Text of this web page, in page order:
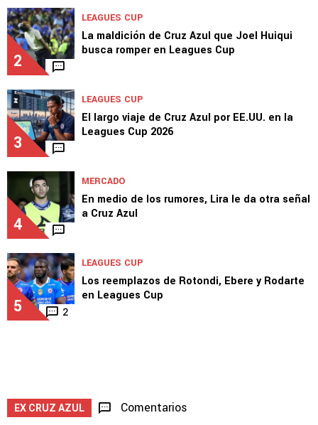
2
LEAGUES CUP
La maldición de Cruz Azul que Joel Huiqui
busca romper en Leagues Cup
3
LEAGUES CUP
El largo viaje de Cruz Azul por EE.UU. en la
Leagues Cup 2026
4
MERCADO
En medio de los rumores, Lira le da otra señal
a Cruz Azul
5 2
LEAGUES CUP
Los reemplazos de Rotondi, Ebere y Rodarte
en Leagues Cup
EX CRUZ AZUL Comentarios